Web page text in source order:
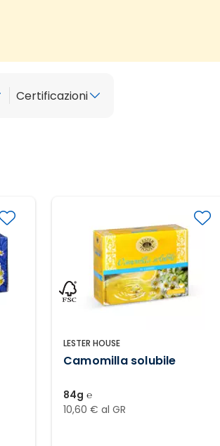
Certificazioni
LESTER HOUSE
Camomilla solubile
84g ℮
10,60 € al GR